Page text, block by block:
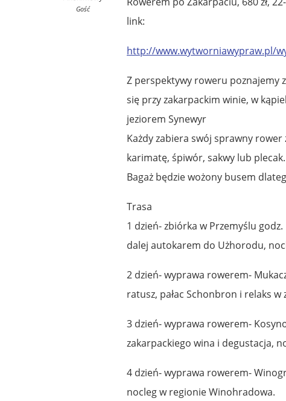
Gość
link:
http://www.wytworniawypraw.pl/
Z perspektywy roweru poznajemy
się przy zakarpackim winie, w
jeziorem Synewyr
Każdy zabiera swój sprawny
karimatę, śpiwór, sakwy lub plecak.
Bagaż będzie wożony busem
Trasa
1 dzień- zbiórka w Przemyślu
dalej autokarem do Użhorodu,
2 dzień- wyprawa rowerem-
ratusz, pałac Schonbron i relaks
3 dzień- wyprawa rowerem-
zakarpackiego wina i degustacja,
4 dzień- wyprawa rowerem-
nocleg w regionie Winohradowa.